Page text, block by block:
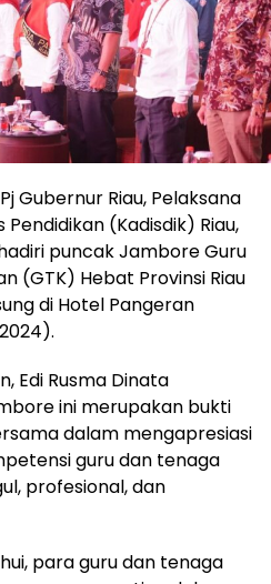
Gubernur Riau, Pelaksana
(Kadisdik) Riau,
puncak Jambore Guru
(GTK) Hebat Provinsi Riau
di Hotel Pangeran
Edi Rusma Dinata
ini merupakan bukti
dalam mengapresiasi
guru dan tenaga
profesional, dan
para guru dan tenaga